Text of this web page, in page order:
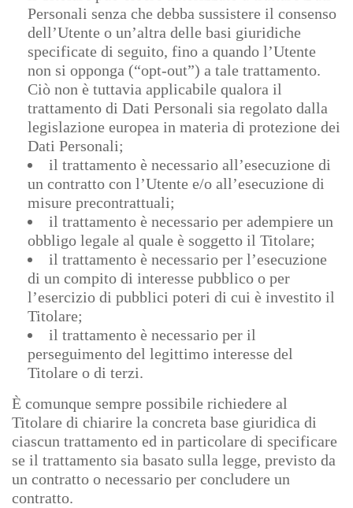
Personali senza che debba sussistere il consenso
dell’Utente o un’altra delle basi giuridiche
specificate di seguito, fino a quando l’Utente
non si opponga (“opt-out”) a tale trattamento.
Ciò non è tuttavia applicabile qualora il
trattamento di Dati Personali sia regolato dalla
legislazione europea in materia di protezione dei
Dati Personali;
il trattamento è necessario all’esecuzione di
un contratto con l’Utente e/o all’esecuzione di
misure precontrattuali;
il trattamento è necessario per adempiere un
obbligo legale al quale è soggetto il Titolare;
il trattamento è necessario per l’esecuzione
di un compito di interesse pubblico o per
l’esercizio di pubblici poteri di cui è investito il
Titolare;
il trattamento è necessario per il
perseguimento del legittimo interesse del
Titolare o di terzi.
È comunque sempre possibile richiedere al
Titolare di chiarire la concreta base giuridica di
ciascun trattamento ed in particolare di specificare
se il trattamento sia basato sulla legge, previsto da
un contratto o necessario per concludere un
contratto.